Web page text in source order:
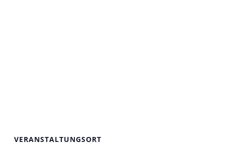
VERANSTALTUNGSORT